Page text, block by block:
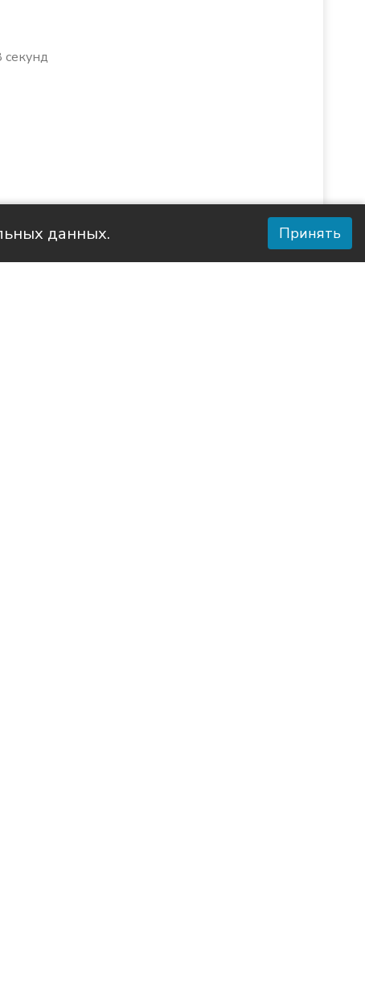
секунд
данных. Принять